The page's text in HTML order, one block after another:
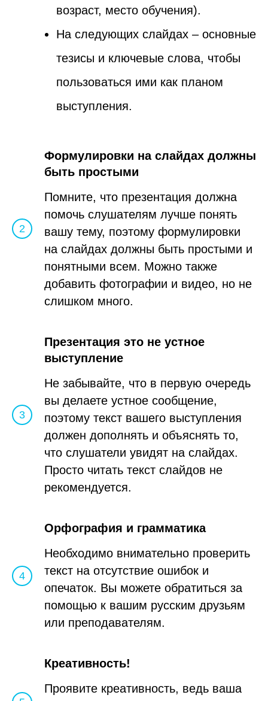
возраст, место обучения).
На следующих слайдах – основные
тезисы и ключевые слова, чтобы
пользоваться ими как планом
выступления.
Формулировки на слайдах должны
быть простыми
Помните, что презентация должна
помочь слушателям лучше понять
вашу тему, поэтому формулировки
на слайдах должны быть простыми и
понятными всем. Можно также
добавить фотографии и видео, но не
слишком много.
Презентация это не устное
выступление
Не забывайте, что в первую очередь
вы делаете устное сообщение,
поэтому текст вашего выступления
должен дополнять и объяснять то,
что слушатели увидят на слайдах.
Просто читать текст слайдов не
рекомендуется.
Орфография и грамматика
Необходимо внимательно проверить
текст на отсутствие ошибок и
опечаток. Вы можете обратиться за
помощью к вашим русским друзьям
или преподавателям.
Креативность!
Проявите креативность, ведь ваша